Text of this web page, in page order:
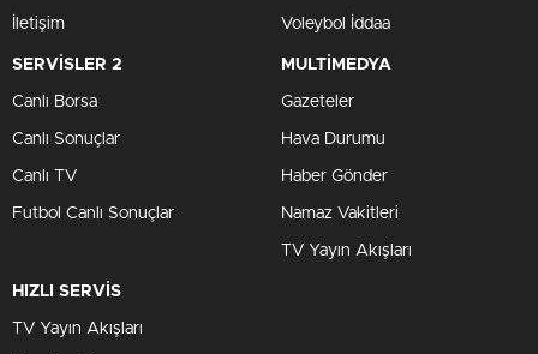
İletişim Voleybol İddaa
SERVİSLER 2
Canlı Borsa
Canlı Sonuçlar
Canlı TV
Futbol Canlı Sonuçlar
MULTİMEDYA
Gazeteler
Hava Durumu
Haber Gönder
Namaz Vakitleri
TV Yayın Akışları
HIZLI SERVİS
TV Yayın Akışları